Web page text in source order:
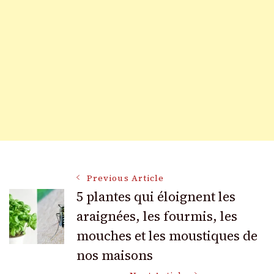
Post
Navigation
Previous Article
5 plantes qui éloignent les
araignées, les fourmis, les
mouches et les moustiques de
nos maisons